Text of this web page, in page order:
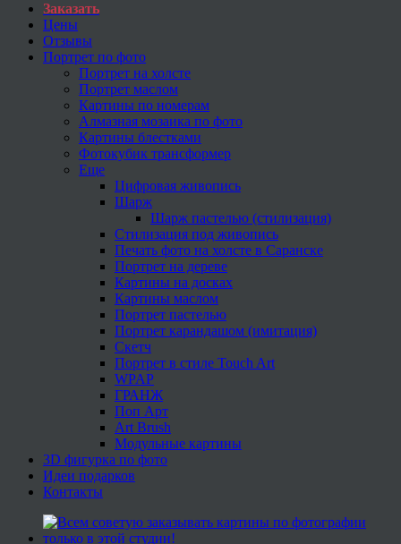
Заказать
Цены
Отзывы
Портрет по фото
Портрет на холсте
Портрет маслом
Картины по номерам
Алмазная мозаика по фото
Картины блестками
Фотокубик трансформер
Еще
Цифровая живопись
Шарж
Шарж пастелью (стилизация)
Стилизация под живопись
Печать фото на холсте в Саранске
Портрет на дереве
Картины на досках
Картины маслом
Портрет пастелью
Портрет карандашом (имитация)
Скетч
Портрет в стиле Touch Art
WPAP
ГРАНЖ
Поп Арт
Art Brush
Модульные картины
3D фигурка по фото
Идеи подарков
Контакты